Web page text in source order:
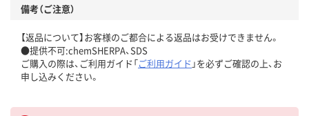
備考（ご注意）
【返品について】お客様のご都合による返品はお受けできません。
●提供不可:chemSHERPA、SDS
ご購入の際は、ご利用ガイド「ご利用ガイド 」を必ずご確認の上、お
申し込みください。